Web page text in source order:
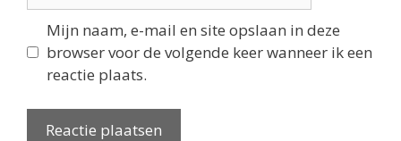
Mijn naam, e-mail en site opslaan in deze
browser voor de volgende keer wanneer ik een
reactie plaats.